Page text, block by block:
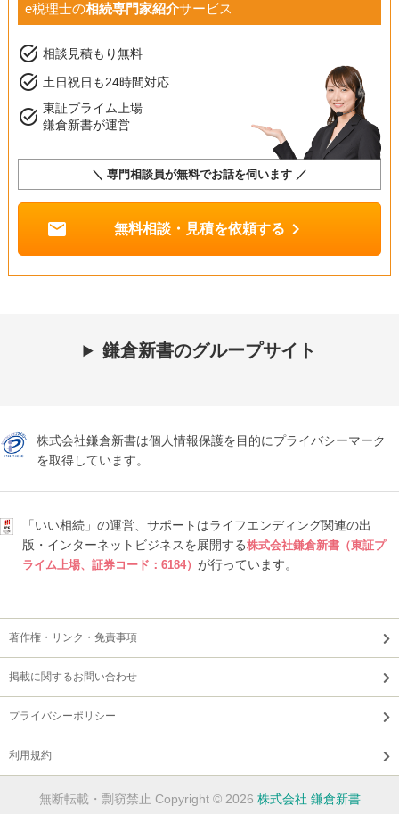
e税理士の相続専門家紹介サービス
task_alt 相談見積もり無料
task_alt 土日祝日も24時間対応
task_alt 東証プライム上場
鎌倉新書が運営
＼ 専門相談員が無料でお話を伺います ／
mail 無料相談・見積を依頼する chevron_right
鎌倉新書のグループサイト
株式会社鎌倉新書は個人情報保護を目的にプライバシーマーク
を取得しています。
「いい相続」の運営、サポートはライフエンディング関連の出
版・インターネットビジネスを展開する株式会社鎌倉新書（東証プ
ライム上場、証券コード：6184） が行っています。
著作権・リンク・免責事項
掲載に関するお問い合わせ
プライバシーポリシー
利用規約
無断転載・剽窃禁止 Copyright © 2026 株式会社 鎌倉新書